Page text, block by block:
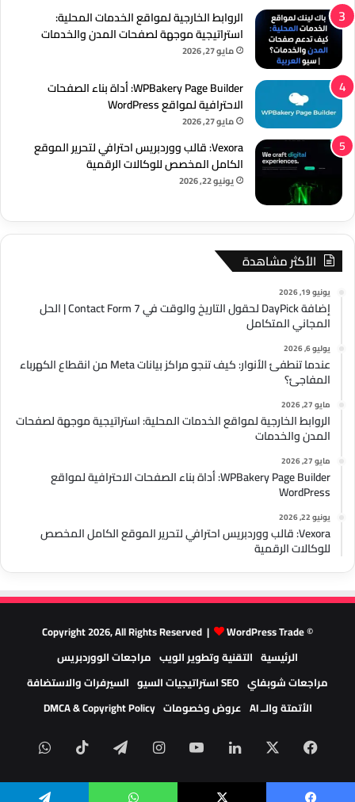
الروابط الخارجية لمواقع الخدمات المحلية:
استراتيجية موجهة لصفحات المدن والخدمات
مايو 27, 2026
WPBakery Page Builder: أداة بناء الصفحات
الاحترافية لمواقع WordPress
مايو 27, 2026
Vexora: قالب ووردبريس احترافي لتحرير الموقع
الكامل المخصص للوكالات الرقمية
يونيو 22, 2026
الأكثر مشاهدة
يونيو 19, 2026
إضافة DayPick لحقول التاريخ والوقت في Contact Form 7 | الحل
المجاني المتكامل
يوليو 6, 2026
عندما تنطفئ الأنوار: كيف تنجو مراكز بيانات Meta من انقطاع الكهرباء
المفاجئ؟
مايو 27, 2026
الروابط الخارجية لمواقع الخدمات المحلية: استراتيجية موجهة لصفحات
المدن والخدمات
مايو 27, 2026
WPBakery Page Builder: أداة بناء الصفحات الاحترافية لمواقع
WordPress
يونيو 22, 2026
Vexora: قالب ووردبريس احترافي لتحرير الموقع الكامل المخصص
للوكالات الرقمية
© Copyright 2026, All Rights Reserved |
WordPress Trade
الرئيسية التقنية وتطوير الويب مراجعات الووردبريس
مراجعات شوبفاي SEO استراتيجيات السيو
السيرفرات والاستضافة
الأتمتة والــ AI
عروض وخصومات DMCA & Copyright Policy
فيسبوك لينكدإن‫YouTubeانستقرامتيلقرام ‫TikTok